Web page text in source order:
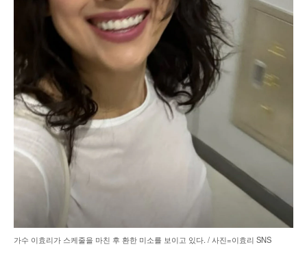
가수 이효리가 스케줄을 마친 후 환한 미소를 보이고 있다. / 사진=이효리 SNS